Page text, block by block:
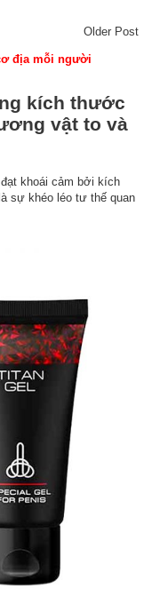
Older Post
địa mỗi người
kích thước
vật to và
đạt khoái cảm bởi kích
sự khéo léo tư thế quan